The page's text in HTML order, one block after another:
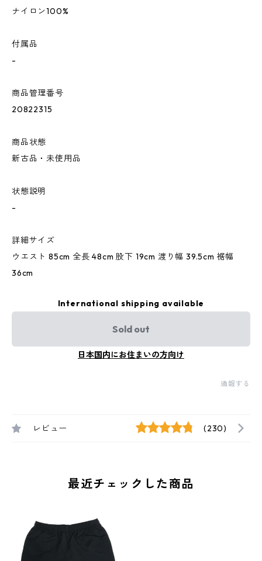
ナイロン100%
付属品
-
商品管理番号
20822315
商品状態
新古品・未使用品
状態説明
-
詳細サイズ
ウエスト 85cm 全長 48cm 股下 19cm 渡り幅 39.5cm 裾幅
36cm
International shipping available
Sold out
日本国内にお住まいの方向け
通報する
レビュー (230)
最近チェックした商品